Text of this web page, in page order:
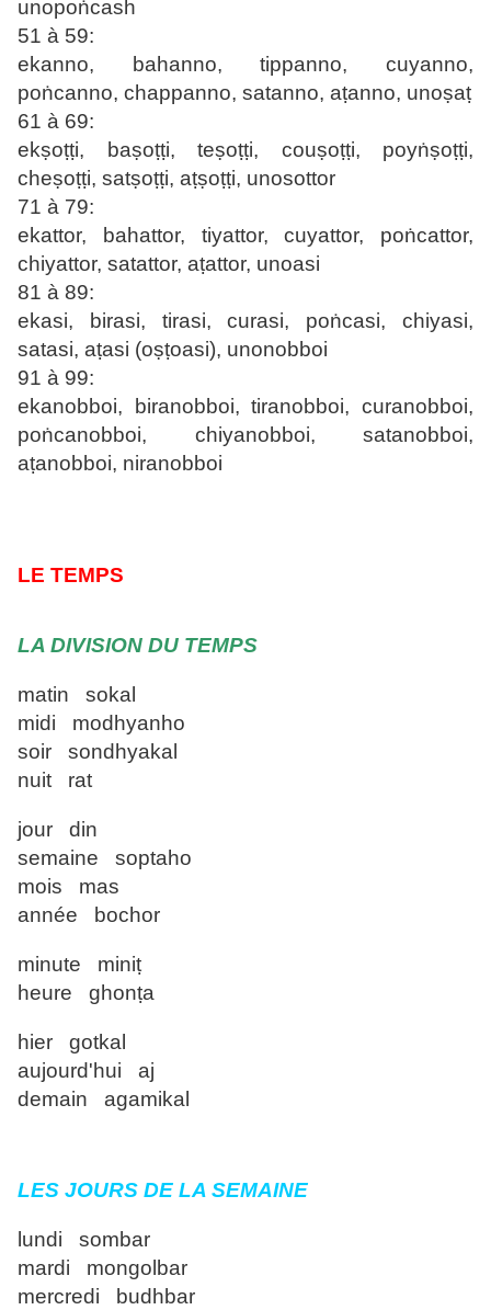
unopoṅcash
51 à 59:
ekanno, bahanno, tippanno, cuyanno,
poṅcanno, chappanno, satanno, aṭanno, unoṣaṭ
61 à 69:
ekṣoṭṭi, baṣoṭṭi, teṣoṭṭi, couṣoṭṭi, poyṅṣoṭṭi,
cheṣoṭṭi, satṣoṭṭi, aṭṣoṭṭi, unosottor
71 à 79:
ekattor, bahattor, tiyattor, cuyattor, poṅcattor,
chiyattor, satattor, aṭattor, unoasi
81 à 89:
ekasi, birasi, tirasi, curasi, poṅcasi, chiyasi,
satasi, aṭasi (oṣṭoasi), unonobboi
91 à 99:
ekanobboi, biranobboi, tiranobboi, curanobboi,
poṅcanobboi, chiyanobboi, satanobboi,
aṭanobboi, niranobboi
LE TEMPS
LA DIVISION DU TEMPS
matin sokal
midi modhyanho
soir sondhyakal
nuit rat
jour din
semaine soptaho
mois mas
année bochor
minute miniṭ
heure ghonṭa
hier gotkal
aujourd'hui aj
demain agamikal
LES JOURS DE LA SEMAINE
lundi sombar
mardi mongolbar
mercredi budhbar